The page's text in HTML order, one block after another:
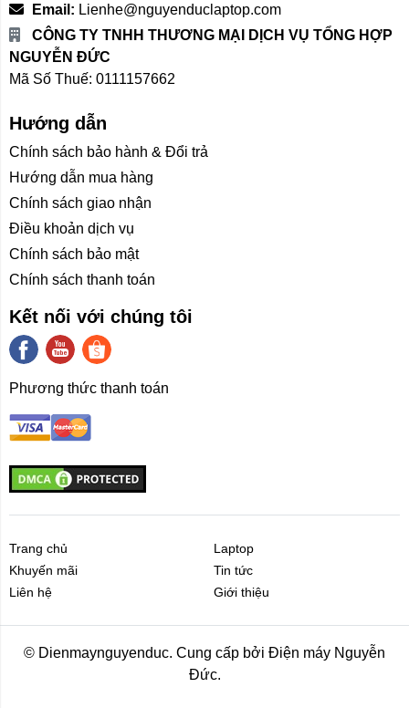
Email: Lienhe@nguyenduclaptop.com
CÔNG TY TNHH THƯƠNG MẠI DỊCH VỤ TỔNG HỢP
NGUYỄN ĐỨC
Mã Số Thuế: 0111157662
Hướng dẫn
Chính sách bảo hành & Đổi trả
Hướng dẫn mua hàng
Chính sách giao nhận
Điều khoản dịch vụ
Chính sách bảo mật
Chính sách thanh toán
Kết nối với chúng tôi
Phương thức thanh toán
Trang chủ
Laptop
Khuyến mãi
Tin tức
Liên hệ
Giới thiệu
© Dienmaynguyenduc. Cung cấp bởi Điện máy Nguyễn
Đức.